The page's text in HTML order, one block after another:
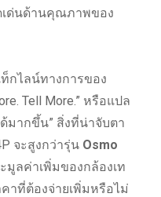
เด่นด้านคุณภาพของ
กไลน์ทางการของ
Tell More.” หรือแปล
มากขึ้น” สิ่งที่น่าจับตา
จะสูงกว่ารุ่น Osmo
มูลค่าเพิ่มของกล้องเท
าที่ต้องจ่ายเพิ่มหรือไม่